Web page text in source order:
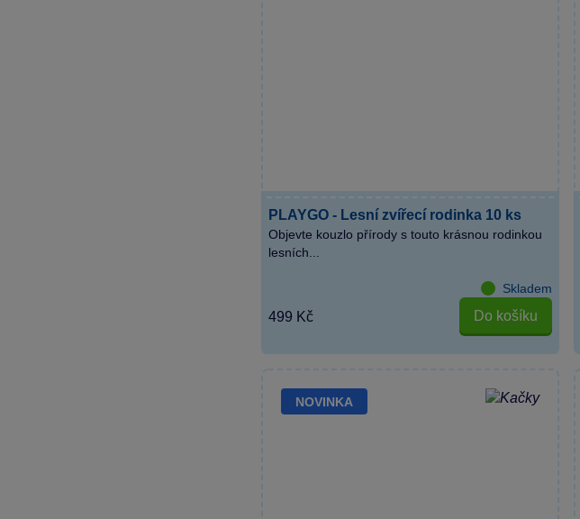
PLAYGO - Lesní zvířecí rodinka 10 ks
Objevte kouzlo přírody s touto krásnou rodinkou
lesních...
Skladem
499 Kč Do košíku
NOVINKA